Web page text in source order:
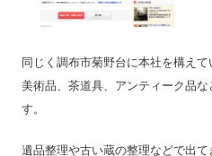
同じく調布市菊野台に本社を構え
美術品、茶道具、アンティーク品
す。
遺品整理や古い蔵の整理などで出て